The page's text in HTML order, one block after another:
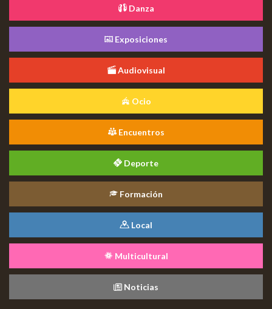
Danza
Exposiciones
Audiovisual
Ocio
Encuentros
Deporte
Formación
Local
Multicultural
Noticias